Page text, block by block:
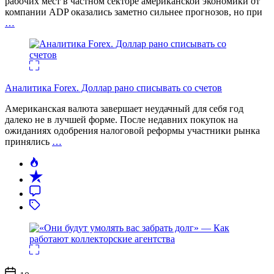
компании ADP оказались заметно сильнее прогнозов, но при
…
Аналитика Forex. Доллар рано списывать со счетов
Американская валюта завершает неудачный для себя год
далеко не в лучшей форме. После недавних покупок на
ожиданиях одобрения налоговой реформы участники рынка
принялись …
Дата